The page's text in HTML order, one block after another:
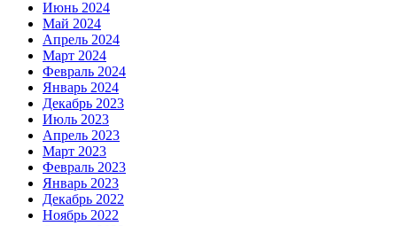
Июнь 2024
Май 2024
Апрель 2024
Март 2024
Февраль 2024
Январь 2024
Декабрь 2023
Июль 2023
Апрель 2023
Март 2023
Февраль 2023
Январь 2023
Декабрь 2022
Ноябрь 2022